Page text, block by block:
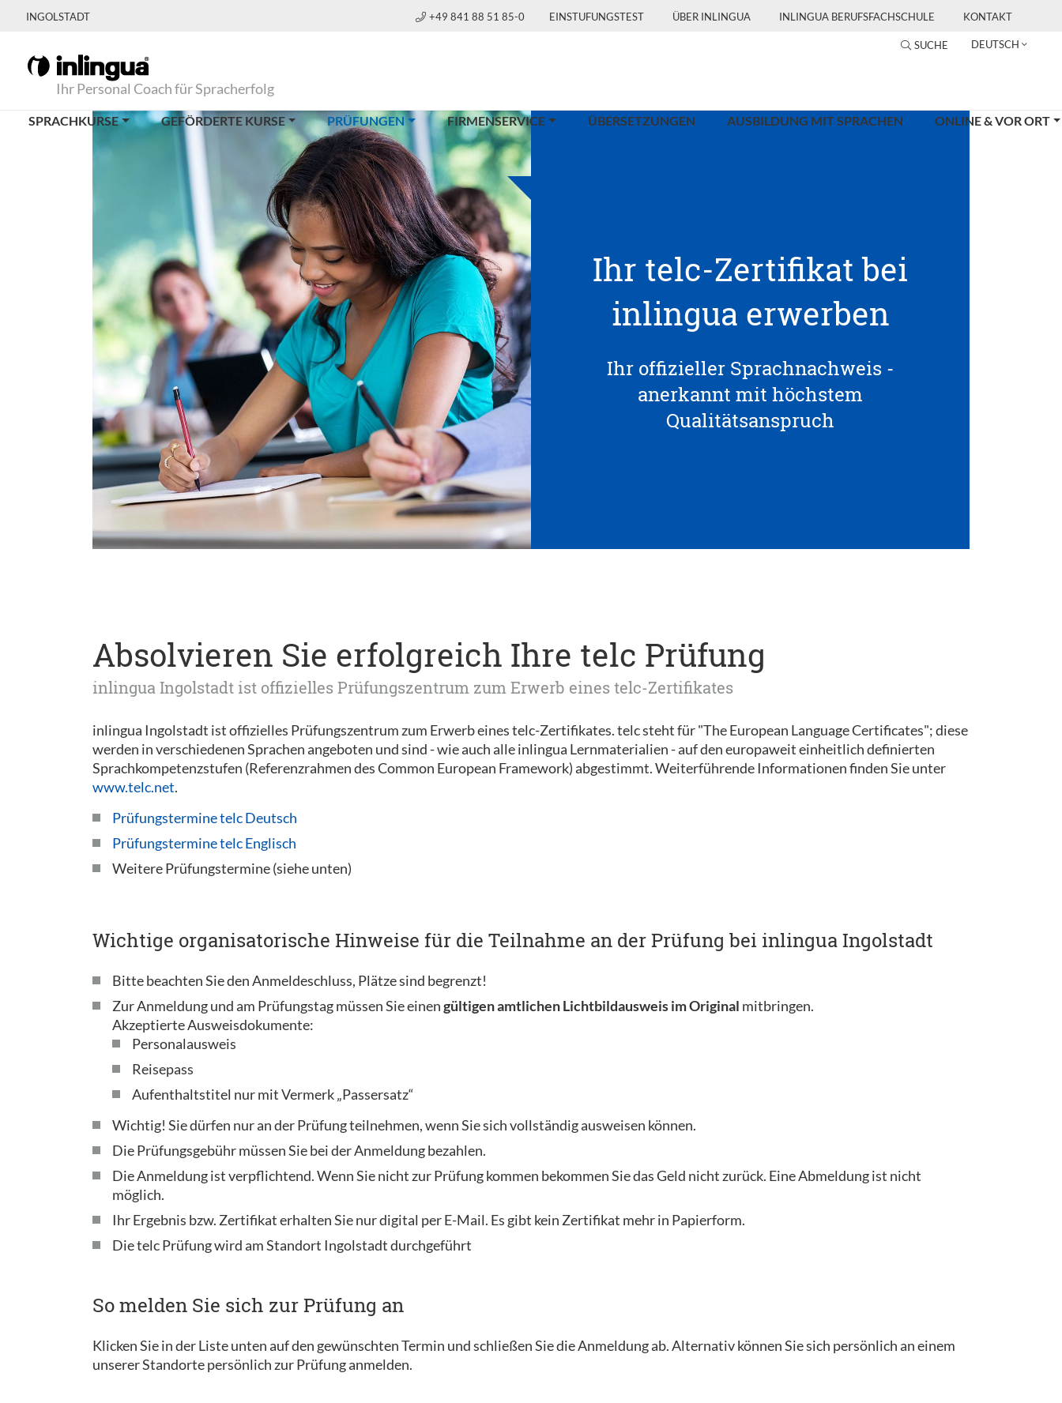
INGOLSTADT +49 841 88 51 85-0 EINSTUFUNGSTEST ÜBER INLINGUA INLINGUA BERUFSFACHSCHULE KONTAKT
SUCHE DEUTSCH
Ihr Personal Coach für Spracherfolg
SPRACHKURSE GEFÖRDERTE KURSE PRÜFUNGEN(CURRENT)FIRMENSERVICE ÜBERSETZUNGEN AUSBILDUNG MIT SPRACHEN ONLINE & VOR ORT
Ihr telc-Zertifikat bei
inlingua erwerben
Ihr offizieller Sprachnachweis -
anerkannt mit höchstem
Qualitätsanspruch
Absolvieren Sie erfolgreich Ihre telc Prüfung
inlingua Ingolstadt ist offizielles Prüfungszentrum zum Erwerb eines telc-Zertifikates
inlingua Ingolstadt ist offizielles Prüfungszentrum zum Erwerb eines telc-Zertifikates. telc steht für "The European Language Certificates"; diese
werden in verschiedenen Sprachen angeboten und sind - wie auch alle inlingua Lernmaterialien - auf den europaweit einheitlich definierten
Sprachkompetenzstufen (Referenzrahmen des Common European Framework) abgestimmt. Weiterführende Informationen finden Sie unter
www.telc.net.
Prüfungstermine telc Deutsch
Prüfungstermine telc Englisch
Weitere Prüfungstermine (siehe unten)
Wichtige organisatorische Hinweise für die Teilnahme an der Prüfung bei inlingua Ingolstadt
Bitte beachten Sie den Anmeldeschluss, Plätze sind begrenzt!
Zur Anmeldung und am Prüfungstag müssen Sie einengültigen amtlichen Lichtbildausweis im Original mitbringen.
Akzeptierte Ausweisdokumente:
Personalausweis
Reisepass
Aufenthaltstitel nur mit Vermerk „Passersatz“
Wichtig! Sie dürfen nur an der Prüfung teilnehmen, wenn Sie sich vollständig ausweisen können.
Die Prüfungsgebühr müssen Sie bei der Anmeldung bezahlen.
Die Anmeldung ist verpflichtend. Wenn Sie nicht zur Prüfung kommen bekommen Sie das Geld nicht zurück. Eine Abmeldung ist nicht
möglich.
Ihr Ergebnis bzw. Zertifikat erhalten Sie nur digital per E-Mail. Es gibt kein Zertifikat mehr in Papierform.
Die telc Prüfung wird am Standort Ingolstadt durchgeführt
So melden Sie sich zur Prüfung an
Klicken Sie in der Liste unten auf den gewünschten Termin und schließen Sie die Anmeldung ab. Alternativ können Sie sich persönlich an einem
unserer Standorte persönlich zur Prüfung anmelden.